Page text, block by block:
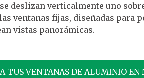
deslizan verticalmente uno
ventanas fijas, diseñadas
vistas panorámicas.
TUS VENTANAS DE ALUMINIO EN